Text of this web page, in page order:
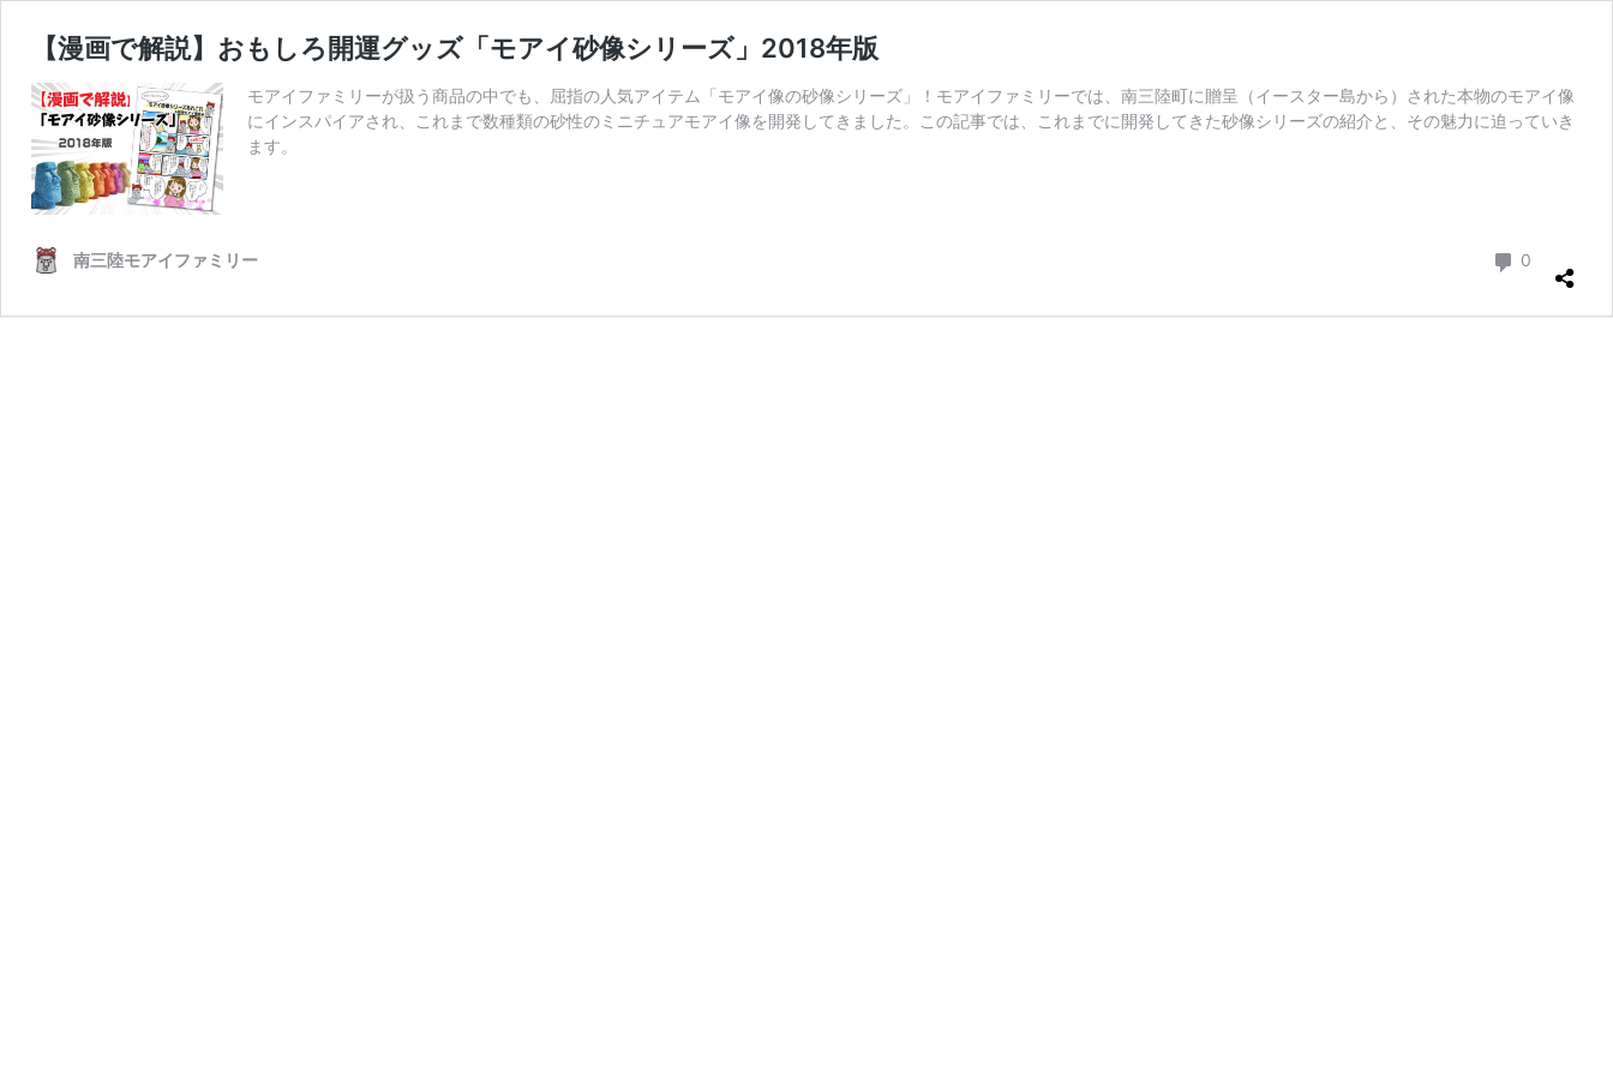
【漫画で解説】おもしろ開運グッズ「モアイ砂像シリーズ」2018年版
モアイファミリーが扱う商品の中でも、屈指の人気アイテム「モアイ像の砂像シリーズ」！モアイファミリーでは、南三陸町に贈呈（イースター島から）された本物のモアイ像
にインスパイアされ、これまで数種類の砂性のミニチュアモアイ像を開発してきました。この記事では、これまでに開発してきた砂像シリーズの紹介と、その魅力に迫っていき
ます。
南三陸モアイファミリー 0